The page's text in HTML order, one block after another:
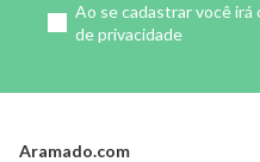
Ao se cadastrar você irá
de privacidade
Aramado.com